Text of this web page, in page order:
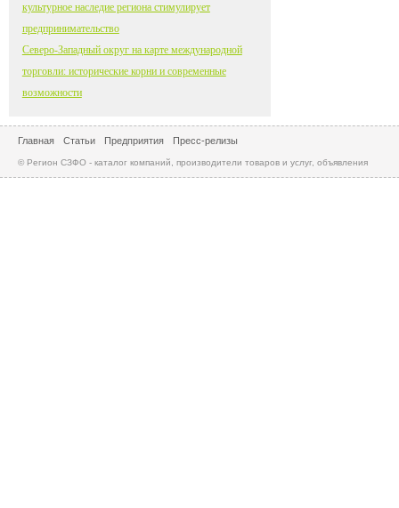
культурное наследие региона стимулирует
предпринимательство
Северо-Западный округ на карте международной
торговли: исторические корни и современные
возможности
Главная Статьи Предприятия Пресс-релизы
© Регион СЗФО - каталог компаний, производители товаров и услуг, объявления